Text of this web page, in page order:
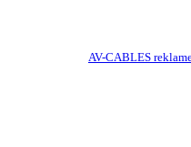
AV-CABLES